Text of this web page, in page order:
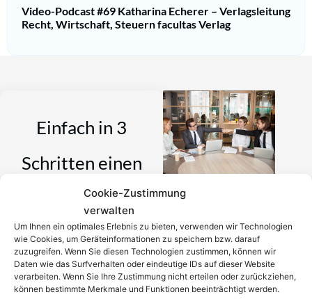
Cookie-Zustimmung
verwalten
Um Ihnen ein optimales Erlebnis zu bieten, verwenden wir Technologien
wie Cookies, um Geräteinformationen zu speichern bzw. darauf
zuzugreifen. Wenn Sie diesen Technologien zustimmen, können wir
Daten wie das Surfverhalten oder eindeutige IDs auf dieser Website
verarbeiten. Wenn Sie Ihre Zustimmung nicht erteilen oder zurückziehen,
können bestimmte Merkmale und Funktionen beeinträchtigt werden.
Video-Podcast #69 Katharina Echerer – Verlagsleitung
Recht, Wirtschaft, Steuern facultas Verlag
Einfach in 3
Schritten einen
Anwalt finden,
der auf Ihr
Rechtsproblem